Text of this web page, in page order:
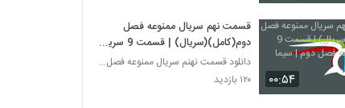
۰۰:۵۴
قسمت نهم سریال ممنوعه فصل
دوم(کامل)(سریال) | قسمت 9 سریال
ممنوعه فصل دوم | سیما دانلود
دانلود قسمت نهنم سریال ممنوعه فصل دوم
۱۲۰ بازدید